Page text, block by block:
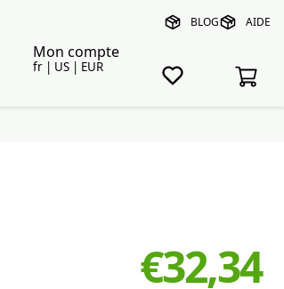
BLOG AIDE
Mon compte
fr | US | EUR
€32,34